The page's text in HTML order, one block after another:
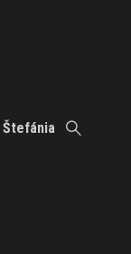
Štefánia